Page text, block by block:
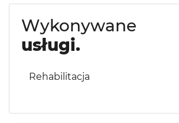
Wykonywane
usługi.
Rehabilitacja